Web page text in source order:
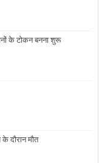
के टोकन बनना शुरू
दौरान मौत